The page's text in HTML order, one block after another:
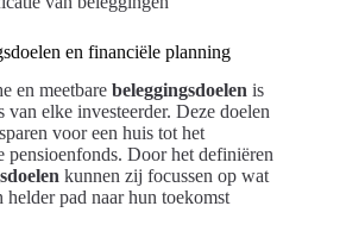
en financiële planning
en meetbare beleggingsdoelen is
van elke investeerder. Deze doelen
voor een huis tot het
pensioenfonds. Door het definiëren
kunnen zij focussen op wat
pad naar hun toekomst